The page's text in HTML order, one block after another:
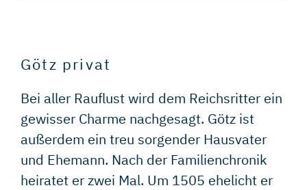
Götz privat
Bei aller Rauflust wird dem Reichsritter ein
gewisser Charme nachgesagt. Götz ist
außerdem ein treu sorgender Hausvater
und Ehemann. Nach der Familienchronik
heiratet er zwei Mal. Um 1505 ehelicht er